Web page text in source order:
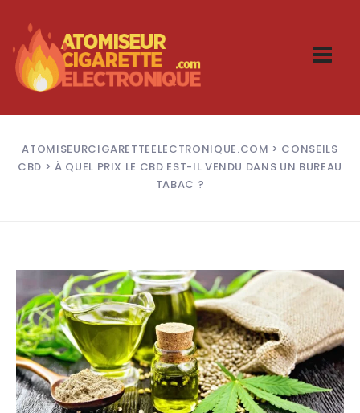
ATOMISEURCIGARETTEELECTRONIQUE.COM > CONSEILS
CBD > À QUEL PRIX LE CBD EST-IL VENDU DANS UN BUREAU
TABAC ?